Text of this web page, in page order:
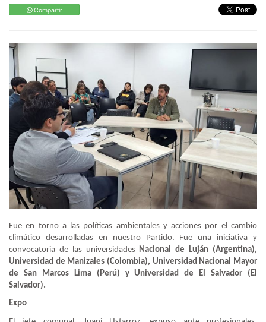
Compartir
Fue en torno a las políticas ambientales y acciones por el cambio
climático desarrolladas en nuestro Partido. Fue una iniciativa y
convocatoria de las universidades Nacional de Luján (Argentina),
Universidad de Manizales (Colombia), Universidad Nacional Mayor
de San Marcos Lima (Perú) y Universidad de El Salvador (El
Salvador).
Expo